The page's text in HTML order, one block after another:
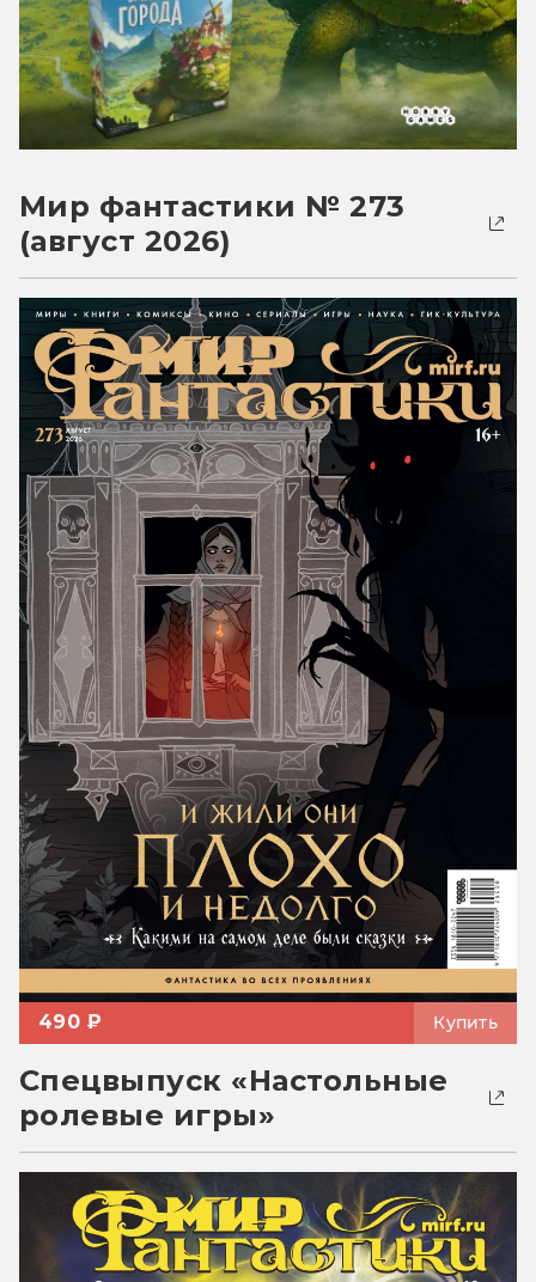
Мир фантастики № 273
(август 2026)
490 ₽ Купить
Спецвыпуск «Настольные
ролевые игры»